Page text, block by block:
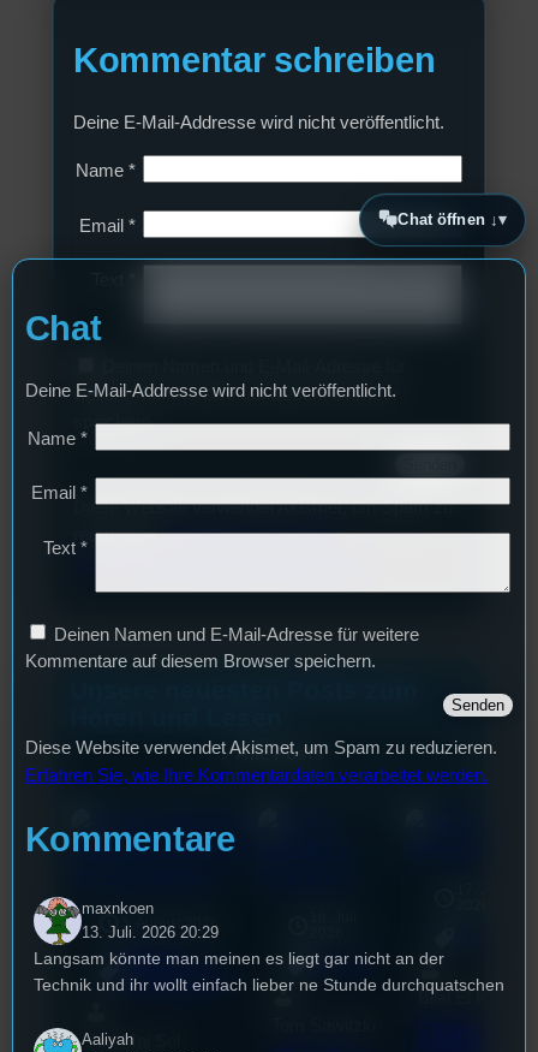
Kommentar schreiben
Deine E-Mail-Addresse wird nicht veröffentlicht.
Name *
Email *
weitere Kommentare auf diesem Browser
speichern.
Diese Website verwendet Akismet, um Spam zu
reduzieren.Erfahren Sie, wie Ihre
Alle Posts
3. August 2026
Festivals ,
Veranstaltungen
Sao-Mai Sol
Allgemein
Bilal El Kasmi
Chat öffnen ↓
Chat
Deine E-Mail-Addresse wird nicht veröffentlicht.
Name *
Email *
Text *
Deinen Namen und E-Mail-Adresse für weitere
Kommentare auf diesem Browser speichern.
Diese Website verwendet Akismet, um Spam zu reduzieren.
Erfahren Sie, wie Ihre Kommentardaten verarbeitet werden.
Kommentare
maxnkoen
13. Juli. 2026 20:29
Langsam könnte man meinen es liegt gar nicht an der
Technik und ihr wollt einfach lieber ne Stunde durchquatschen
Aaliyah